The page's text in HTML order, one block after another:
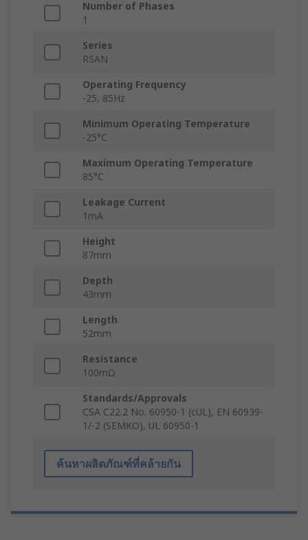
Number of Phases
1
Series
RSAN
Operating Frequency
-25, 85Hz
Minimum Operating Temperature
-25°C
Maximum Operating Temperature
85°C
Leakage Current
1mA
Height
87mm
Depth
43mm
Length
52mm
Resistance
100mΩ
Standards/Approvals
CSA C22.2 No. 60950-1 (cUL), EN 60939-
1/-2 (SEMKO), UL 60950-1
ค้นหาผลิตภัณฑ์ที่คล้ายกัน